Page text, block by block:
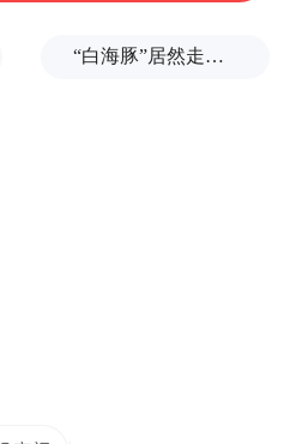
“白海豚”居然走出了古怪路径